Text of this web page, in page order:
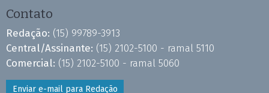
Contato
Redação: (15) 99789-3913
Central/Assinante: (15) 2102-5100 - ramal 5110
Comercial: (15) 2102-5100 - ramal 5060
Enviar e-mail para Redação